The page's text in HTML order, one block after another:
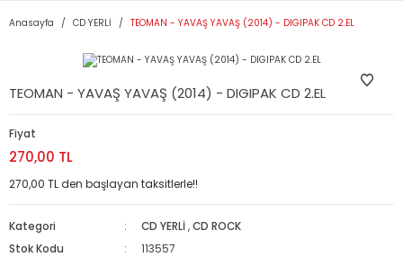
Anasayfa CD YERLİ TEOMAN - YAVAŞ YAVAŞ (2014) - DIGIPAK CD 2.EL
TEOMAN - YAVAŞ YAVAŞ (2014) - DIGIPAK CD 2.EL
Fiyat
270,00 TL
270,00 TL den başlayan taksitlerle!!
Kategori CD YERLİ ,CD ROCK
Stok Kodu
113557